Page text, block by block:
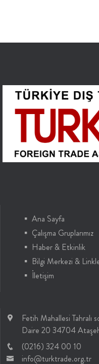
Ana Sayfa
Çalışma Gruplarımız
Haber & Etkinlik
Bilgi Merkezi &
İletişim
Fetih Mahallesi
Daire 20 34704
(0216) 324 00 10
info@turktrade.org.tr